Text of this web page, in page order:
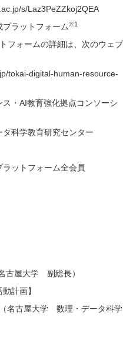
s/Laz3PeZZkoj2QEA
ラットフォーム※1
フォームの詳細は、次のウェブ
tokai-digital-human-resource-
AI教育強化拠点コンソーシ
学教育研究センター
ットフォーム全会員
副総長）
計画】
数理・データ科学